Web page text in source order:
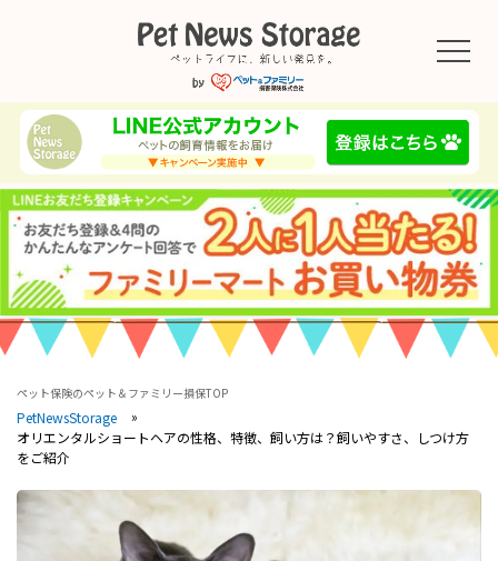
ペット保険のペット＆ファミリー損保TOP
PetNewsStorage
オリエンタルショートヘアの性格、特徴、飼い方は？飼いやすさ、しつけ方
をご紹介